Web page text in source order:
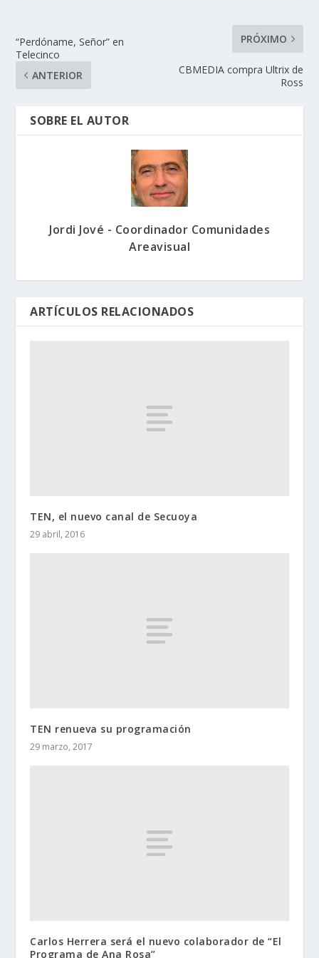
“Perdóname, Señor” en
Telecinco
ANTERIOR
PRÓXIMO
CBMEDIA compra Ultrix de
Ross
SOBRE EL AUTOR
Jordi Jové - Coordinador Comunidades
Areavisual
ARTÍCULOS RELACIONADOS
TEN, el nuevo canal de Secuoya
29 abril, 2016
TEN renueva su programación
29 marzo, 2017
Carlos Herrera será el nuevo colaborador de “El
Programa de Ana Rosa”